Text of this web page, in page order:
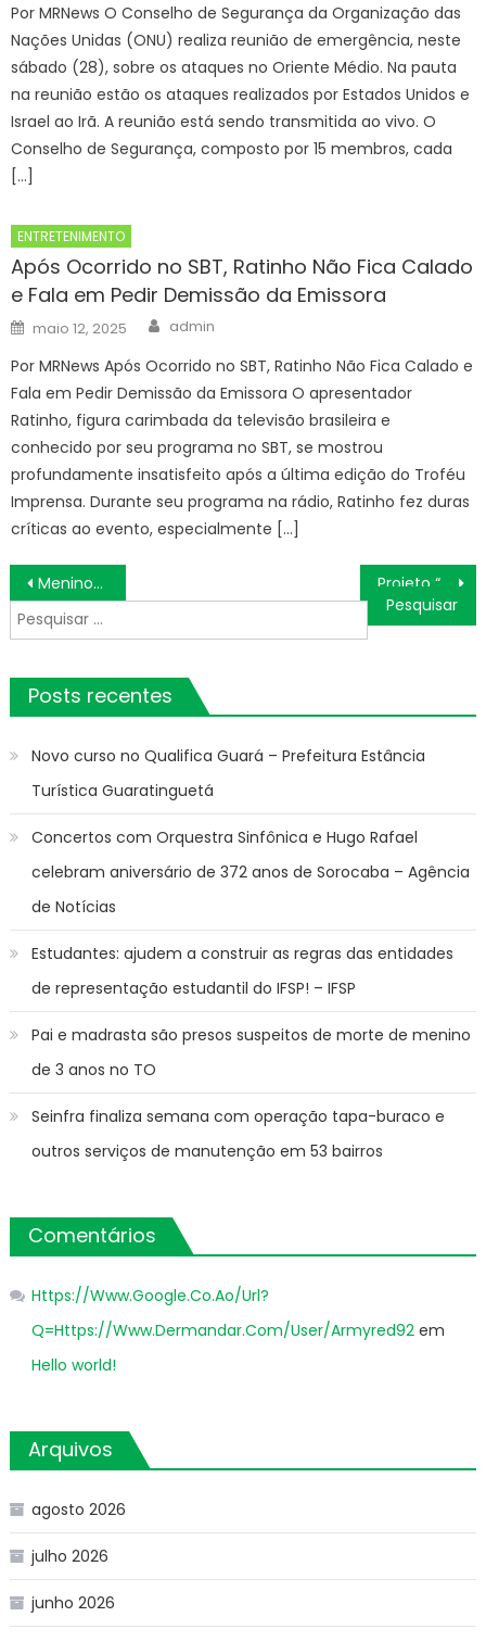
Por MRNews O Conselho de Segurança da Organização das
Nações Unidas (ONU) realiza reunião de emergência, neste
sábado (28), sobre os ataques no Oriente Médio. Na pauta
na reunião estão os ataques realizados por Estados Unidos e
Israel ao Irã. A reunião está sendo transmitida ao vivo. O
Conselho de Segurança, composto por 15 membros, cada
[…]
ENTRETENIMENTO
Após Ocorrido no SBT, Ratinho Não Fica Calado
e Fala em Pedir Demissão da Emissora
Posted
on
maio 12, 2025 Author
admin
Por MRNews Após Ocorrido no SBT, Ratinho Não Fica Calado e
Fala em Pedir Demissão da Emissora O apresentador
Ratinho, figura carimbada da televisão brasileira e
conhecido por seu programa no SBT, se mostrou
profundamente insatisfeito após a última edição do Troféu
Imprensa. Durante seu programa na rádio, Ratinho fez duras
críticas ao evento, especialmente […]
Navegação
de
Post
Meninos de abrigo da Prefeitura vivem noite de sonho em goleada do Flamengo no Maracanã – Prefeitura da Cidade do Rio de Janeiro
Projeto “Combatendo a Dengue nas Creches Municipais de Guaratinguetá” segue com ações na cidade
Pesquisar
por:
Posts recentes
Novo curso no Qualifica Guará – Prefeitura Estância
Turística Guaratinguetá
Concertos com Orquestra Sinfônica e Hugo Rafael
celebram aniversário de 372 anos de Sorocaba – Agência
de Notícias
Estudantes: ajudem a construir as regras das entidades
de representação estudantil do IFSP! – IFSP
Pai e madrasta são presos suspeitos de morte de menino
de 3 anos no TO
Seinfra finaliza semana com operação tapa-buraco e
outros serviços de manutenção em 53 bairros
Comentários
Https://Www.Google.Co.Ao/Url?
Q=Https://Www.Dermandar.Com/User/Armyred92em
Hello world!
Arquivos
agosto 2026
julho 2026
junho 2026